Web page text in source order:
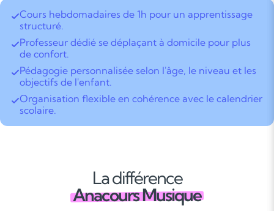
Cours hebdomadaires de 1h pour un apprentissage
structuré.
Professeur dédié se déplaçant à domicile pour plus
de confort.
Pédagogie personnalisée selon l'âge, le niveau et les
objectifs de l'enfant.
Organisation flexible en cohérence avec le calendrier
scolaire.
La différence
Anacours Musique